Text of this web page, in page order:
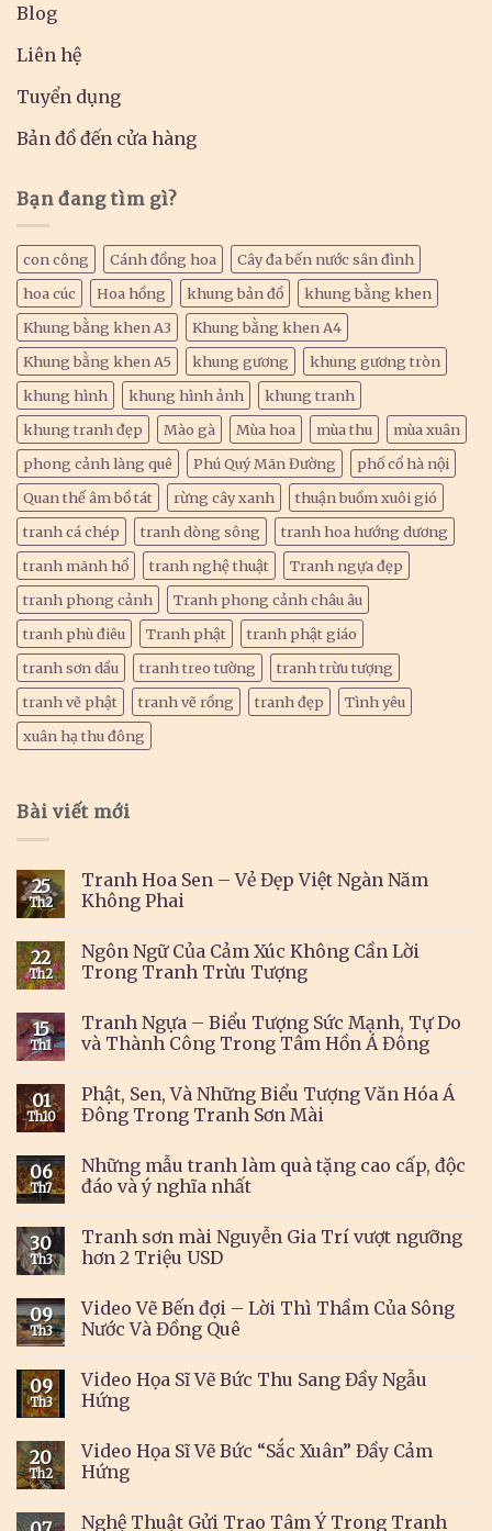
Blog
Liên hệ
Tuyển dụng
Bản đồ đến cửa hàng
Bạn đang tìm gì?
con công Cánh đồng hoa
Cây đa bến nước sân đình
hoa cúc
Hoa hồng khung bản đồ
khung bằng khen
Khung bằng khen A3
Khung bằng khen A4
Khung bằng khen A5
khung gương
khung gương tròn
khung hình
khung hình ảnh
khung tranh
khung tranh đẹp
Mào gà Mùa hoa mùa thu
mùa xuân
phong cảnh làng quê
Phú Quý Mãn Đường
phố cổ hà nội
Quan thế âm bồ tát
rừng cây xanh
thuận buồm xuôi gió
tranh cá chép
tranh dòng sông
tranh hoa hướng dương
tranh mãnh hổ
tranh nghệ thuật
Tranh ngựa đẹp
tranh phong cảnh
Tranh phong cảnh châu âu
tranh phù điêu
Tranh phật
tranh phật giáo
tranh sơn dầu
tranh treo tường
tranh trừu tượng
tranh vẽ phật
tranh vẽ rồng tranh đẹp
Tình yêu
xuân hạ thu đông
Bài viết mới
25
Th2
Tranh Hoa Sen – Vẻ Đẹp Việt Ngàn Năm
Không Phai
22
Th2
Ngôn Ngữ Của Cảm Xúc Không Cần Lời
Trong Tranh Trừu Tượng
15
Th1
Tranh Ngựa – Biểu Tượng Sức Mạnh, Tự Do
và Thành Công Trong Tâm Hồn Á Đông
01
Th10
Phật, Sen, Và Những Biểu Tượng Văn Hóa Á
Đông Trong Tranh Sơn Mài
06
Th7
Những mẫu tranh làm quà tặng cao cấp, độc
đáo và ý nghĩa nhất
30
Th3
Tranh sơn mài Nguyễn Gia Trí vượt ngưỡng
hơn 2 Triệu USD
09
Th3
Video Vẽ Bến đợi – Lời Thì Thầm Của Sông
Nước Và Đồng Quê
09
Th3
Video Họa Sĩ Vẽ Bức Thu Sang Đầy Ngẫu
Hứng
20
Th2
Video Họa Sĩ Vẽ Bức “Sắc Xuân” Đầy Cảm
Hứng
Nghệ Thuật Gửi Trao Tâm Ý Trong Tranh